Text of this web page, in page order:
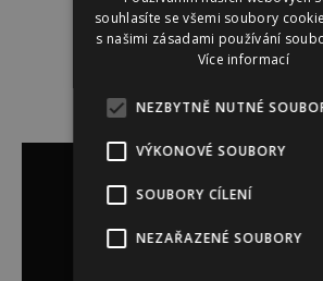
souhlasíte se všemi soubory
s našimi zásadami používání
Více informací
NEZBYTNĚ NUTNÉ
VÝKONOVÉ SOUBORY
SOUBORY CÍLENÍ
NEZAŘAZENÉ SOUBORY